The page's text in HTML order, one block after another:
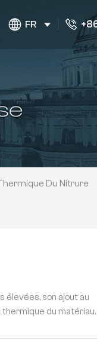
FR
Du Nitrure
élevées, son ajout au
du matériau.